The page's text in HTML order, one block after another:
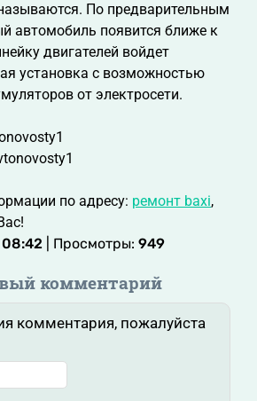
По предварительным
автомобиль появится ближе к
двигателей войдет
установка с возможностью
от электросети.
по адресу: ремонт baxi,
08:42 | Просмотры: 949
комментарий
комментария, пожалуйста